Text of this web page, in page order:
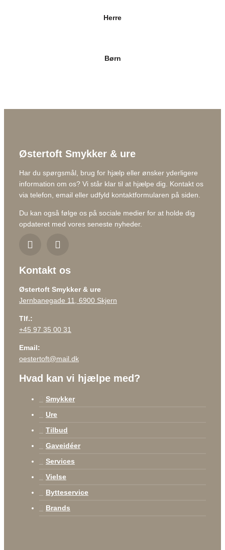
Herre
Børn
Østertoft Smykker & ure
Har du spørgsmål, brug for hjælp eller ønsker yderligere
information om os? Vi står klar til at hjælpe dig. Kontakt os
via telefon, email eller udfyld kontaktformularen på siden.
Du kan også følge os på sociale medier for at holde dig
opdateret med vores seneste nyheder.
Kontakt os
Østertoft Smykker & ure
Jernbanegade 11, 6900 Skjern
Tlf.:
+45 97 35 00 31
Email:
oestertoft@mail.dk
Hvad kan vi hjælpe med?
Smykker
Ure
Tilbud
Gaveidéer
Services
Vielse
Bytteservice
Brands